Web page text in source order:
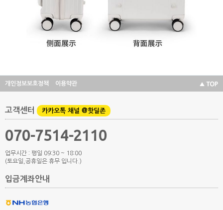
개인정보보호정책 이용약관
고객센터 카카오톡 채널 @핫딜존
070-7514-2110
업무시간 : 평일 09:30 ~ 18:00
(토요일,공휴일은 휴무 입니다.)
입금계좌안내